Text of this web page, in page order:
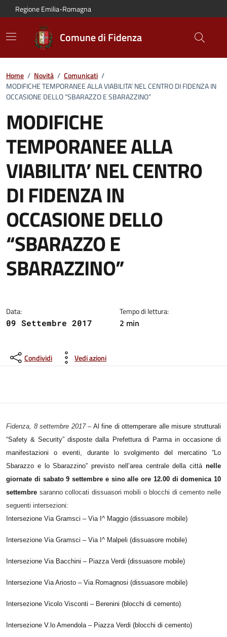
Vai al contenuto principale
Vai alla navigazione del sito
Vai al piede di pagina
Regione Emilia-Romagna
Comune di Fidenza
Home / Novità / Comunicati /
MODIFICHE TEMPORANEE ALLA VIABILITA’ NEL CENTRO DI FIDENZA IN
OCCASIONE DELLO “SBARAZZO E SBARAZZINO”
MODIFICHE
TEMPORANEE ALLA
VIABILITA’ NEL CENTRO
DI FIDENZA IN
OCCASIONE DELLO
“SBARAZZO E
SBARAZZINO”
Data:
09 Settembre 2017
Tempo di lettura:
2 min
Condividi Vedi azioni
Fidenza, 8 settembre 2017– Al fine di ottemperare alle misure strutturali
“Safety & Security” disposte dalla Prefettura di Parma in occasione di
manifestazioni o eventi, durante losvolgimento del mercatino “Lo
Sbarazzo e lo Sbarazzino” previsto nell’area centrale della città nelle
giornate di sabato 9 settembre e sino alle ore 12.00 di domenica 10
settembre saranno collocati dissuasori mobili o blocchi di cemento nelle
seguenti intersezioni:
Intersezione Via Gramsci – Via I^ Maggio (dissuasore mobile)
Intersezione Via Gramsci – Via I^ Malpeli (dissuasore mobile)
Intersezione Via Bacchini – Piazza Verdi (dissuasore mobile)
Intersezione Via Ariosto – Via Romagnosi (dissuasore mobile)
Intersezione Vicolo Visconti – Berenini (blocchi di cemento)
Intersezione V.lo Amendola – Piazza Verdi (blocchi di cemento)